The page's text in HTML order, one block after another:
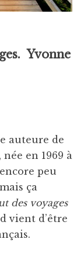
Yvonne
auteure de
en 1969 à
peu
ça
des voyages
vient d’être